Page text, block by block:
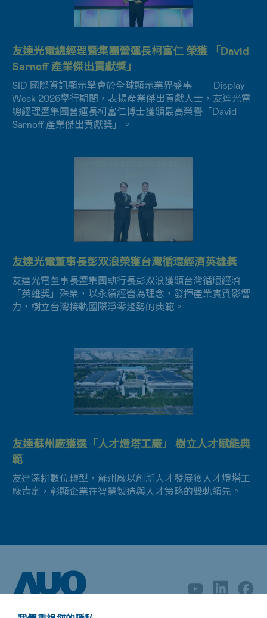
友達光電總經理暨集團營運長柯富仁 榮獲 「David
Sarnoff 產業傑出貢獻獎」
SID 國際資訊顯示學會於全球顯示業界盛事── Display
Week 2026舉行期間，表揚產業傑出貢獻人士，友達光電
總經理暨集團營運長柯富仁博士獲頒最高榮譽「David
Sarnoff 產業傑出貢獻獎」。
友達光電董事長彭双浪榮獲台灣循環經濟英雄獎
友達光電董事長暨集團執行長彭双浪獲頒台灣循環經濟
「英雄獎」殊榮，以永續經營為理念，發揮產業實質影響
力，樹立台灣接軌國際淨零趨勢的典範。
友達蘇州廠獲選「人才燈塔工廠」 樹立人才賦能典
範
友達深耕數位轉型，蘇州廠以創新人才發展獲人才燈塔工
廠肯定，彰顯企業在智慧製造與人才策略的雙軌領先。
友達獲CDP雙「A」最高評級 展現永續領導力
友達積極實踐淨零減碳、布局永續經營，2025年榮獲國際
碳揭露權威CDP雙A頂尖評級(Carbon Disclosure
Project A list），在氣候變遷與水安全兩大主題獲全球領
導級肯定。
友達攜手Garmin 推出首款Micro LED智慧手錶
友達攜手Garmin推出全球首款Micro LED智慧手錶——
fēnix 8 Pro MicroLED，帶來在運動與戶外探索場景中的
卓越表現，重新定義智慧穿戴裝置的顯示標準。
達擎與元太擬成立合資公司，打造大型電子紙模組生產
線，高效對接客戶需求加速拓展低碳轉型智慧顯示應用商
機。
友達攜手Sony Honda Mobility驚艷CES2025
友達卓越永續競爭力 第14年入選DJSI道瓊永續指數
友達致力永續平衡發展，第14年入選DJSI世界指數成分股
（DJSI World），在全球頂尖電子設備儀器元件產業展現
卓越的永續競爭力，獲國際指數肯定。
友達GRC總部大樓通過 ISO 14068-1碳中和查證
GRC）」總部大樓，通過ISO 14068-1:2023碳中和管理標
準查證，並承諾於2030年實現台灣所有辦公據點均朝此目
標邁進。
導供應商
此次兩家公司的結合，落實友達拓展智慧移動生態圈，優
化雙方資源配置，於產品、客戶及製造三大布局達到綜效
的確切實現。
友達耘康與中國醫藥大學中醫學院簽署產學合作
友達耘康攜手中醫大中醫學院開展中醫診斷數位化的教學
項目與臨床研究，共同推進中西醫整合，並建立中醫診斷
數位化的標準。
友達光電榮獲全球及台灣企業永續獎9項大獎
台灣企業永續獎9項大獎。其中包含因多年來推動智慧製
造有成，獲得全球企業永續獎「最佳案例獎」。
友達昆山第六代LTPS二期投產啟用
擴產計畫，拓展高階加值化產品及智慧車載應用布局。
友達董事會決議通過收購德國BHTC拓展智慧移動
友達攜手成大啟動聯合研發中心 聚焦智慧醫療場域
及循環經濟應用趨勢
友達光電攜手國立成功大學共同成立聯合研發中心，未來
將共同投入於高階顯示技術、智慧醫療、循環永續等跨領
域研究。
4.0大獎
友達整合AIoT推動自動化、高效管理系統，解決生產製程
的痛點，進一步提升生產效率，數位轉型實力顯著，成為
全台首家公司、亦是全球首家顯示器製造業獲得德國工業
友達獨家A.R.T.顯示技術獲全球首張德國萊茵TÜV
無反射認證
友達獨家A.R.T.顯示技術與宏碁、明基同獲全球首張德國
友達囊括光鐸獎「優良系統廠商」與「優良地面型
系統」雙項榮譽
透過在垃圾掩埋場上建置太陽能系統，打造成勁關廟電
廠，讓垃圾掩埋場搖身變為太陽能電廠。
友達前瞻顯示技術與綠能環保建築解決方案 獲台灣
包括8K 無邊框電視面板、曲面顯示器與太陽能美學建築解
決方案，搶智慧場域商機。
獎肯定
落實責任企業家精神於企業經營與價值鏈共同打造永續生
態圈。